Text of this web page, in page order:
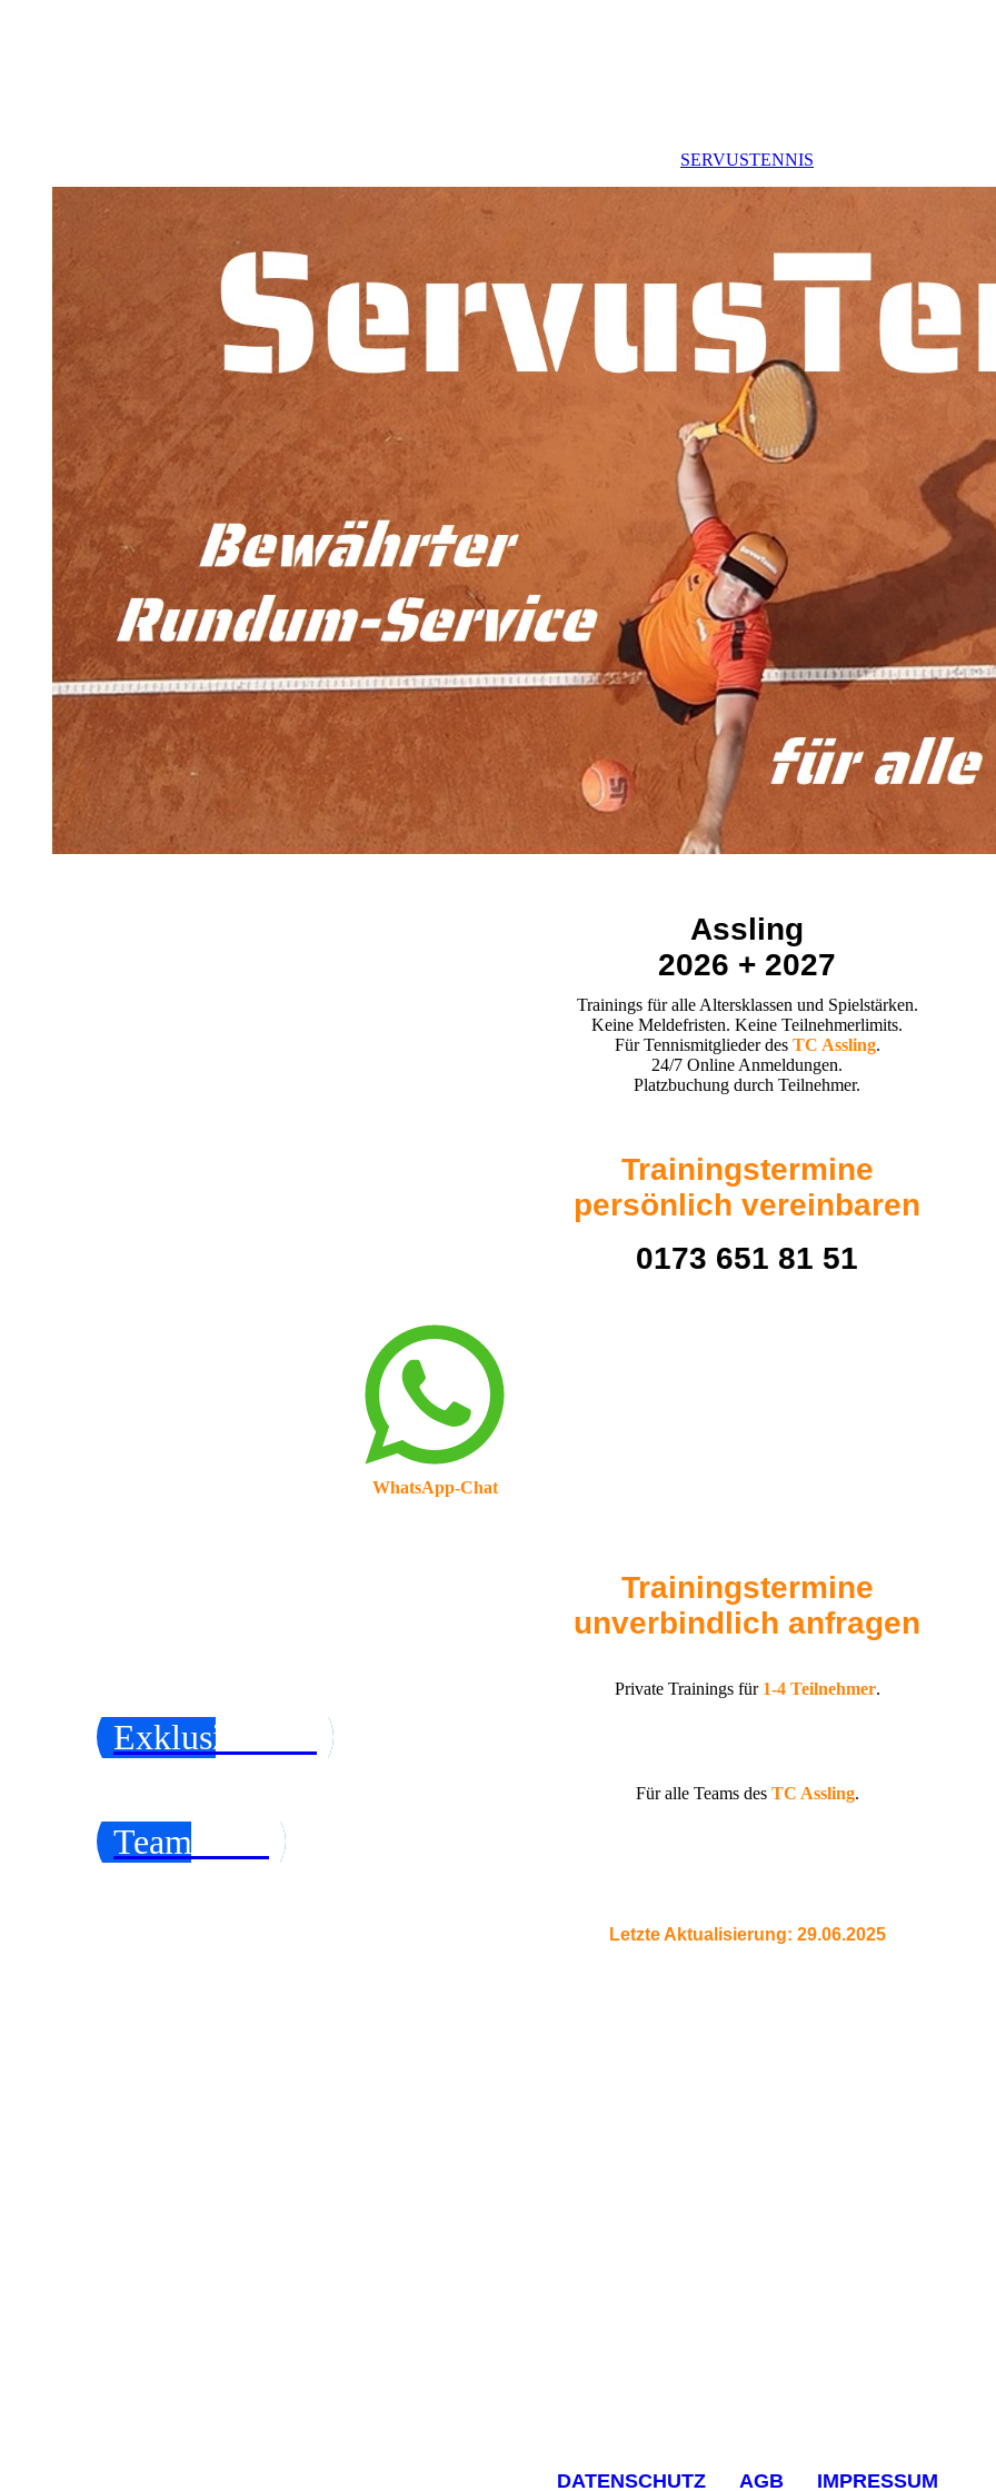
SERVUSTENNIS
Assling
2026 + 2027
Trainings für alle Altersklassen und Spielstärken.
Keine Meldefristen. Keine Teilnehmerlimits.
Für Tennismitglieder des TC Assling.
24/7 Online Anmeldungen.
Platzbuchung durch Teilnehmer.
Trainingstermine
persönlich vereinbaren
0173 651 81 51
WhatsApp-Chat
Trainingstermine
unverbindlich anfragen
Private Trainings für 1-4 Teilnehmer.
Exklusivkurse
Für alle Teams des TC Assling.
Teamkurse
Letzte Aktualisierung: 29.06.2025
DATENSCHUTZ AGB IMPRESSUM